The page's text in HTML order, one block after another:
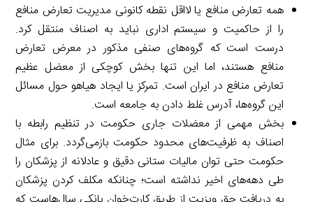
همه تعارض منافع یا لااقل نقطه کانونی مدیریت تعارض منافع
را از حاکمیت و سیستم اداری نباید به اصناف منتقل کرد.
درست است که گروه‌های صنفی مذکور در معرض تعارض
منافع هستند، اما این تنها بخش کوچکی از معضل عظیم
تعارض منافع در ایران است. تمرکز یا ایجاد هیاهو حول مسائل
این گروه‌ها، آدرس غلط دادن به جامعه است.
بخش مهمی از معضلات جاری حکومت در تنظیم رابطه با
اصناف به ظرفیت‌های محدود حکومت بازمی‌گردد. برای مثال
حکومت حتی توان مالیات ستانی دقیق و عادلانه از پزشکان را
طی دهه‌های اخیر نداشته است؛ چنانکه مکلف کردن پزشکان